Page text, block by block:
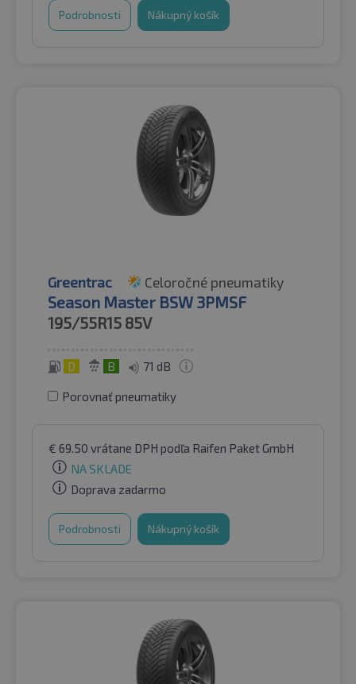
Podrobnosti Nákupný košík
Greentrac Celoročné pneumatiky
Season Master BSW 3PMSF
195/55R15 85V
D B 71 dB
Porovnať pneumatiky
€ 69.50 vrátane DPH podľa Raifen Paket GmbH
NA SKLADE
Doprava zadarmo
Podrobnosti Nákupný košík